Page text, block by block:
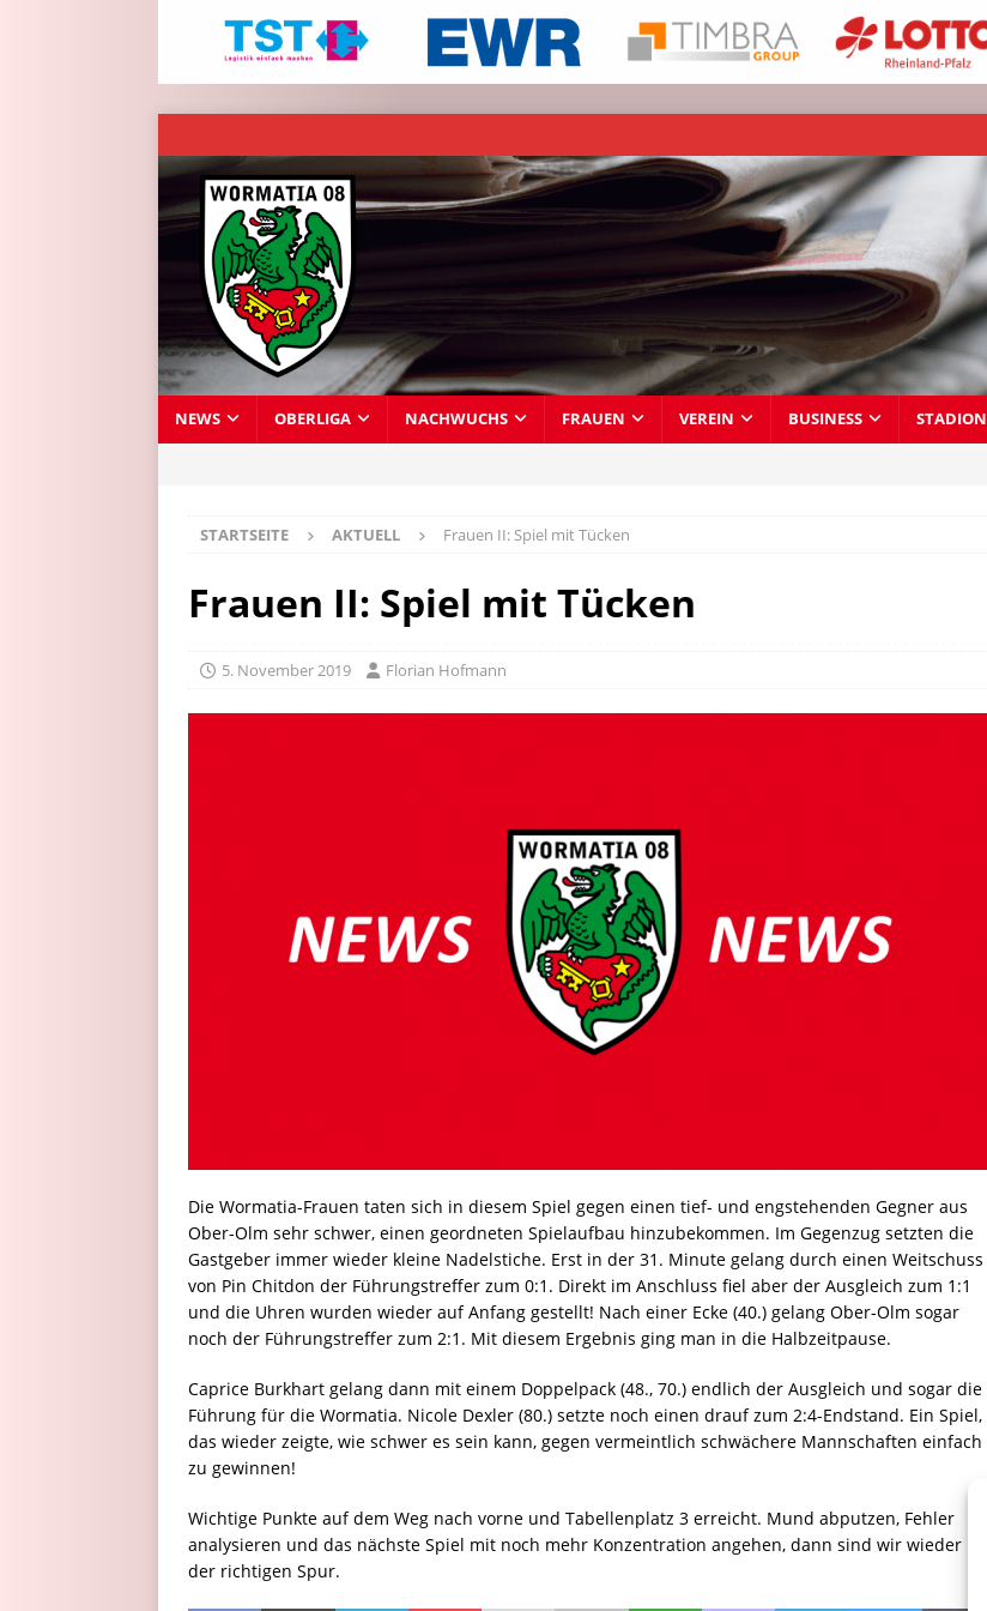
NEWS OBERLIGA NACHWUCHS FRAUEN VEREIN BUSINESS STADION
STARTSEITE AKTUELL Frauen II: Spiel mit Tücken
Frauen II: Spiel mit Tücken
5. November 2019 Florian Hofmann
Die Wormatia-Frauen taten sich in diesem Spiel gegen einen tief- und engstehenden Gegner aus
Ober-Olm sehr schwer, einen geordneten Spielaufbau hinzubekommen. Im Gegenzug setzten die
Gastgeber immer wieder kleine Nadelstiche. Erst in der 31. Minute gelang durch einen Weitschuss
von Pin Chitdon der Führungstreffer zum 0:1. Direkt im Anschluss fiel aber der Ausgleich zum 1:1
und die Uhren wurden wieder auf Anfang gestellt! Nach einer Ecke (40.) gelang Ober-Olm sogar
noch der Führungstreffer zum 2:1. Mit diesem Ergebnis ging man in die Halbzeitpause.
Caprice Burkhart gelang dann mit einem Doppelpack (48., 70.) endlich der Ausgleich und sogar die
Führung für die Wormatia. Nicole Dexler (80.) setzte noch einen drauf zum 2:4-Endstand. Ein Spiel,
das wieder zeigte, wie schwer es sein kann, gegen vermeintlich schwächere Mannschaften einfach
zu gewinnen!
Wichtige Punkte auf dem Weg nach vorne und Tabellenplatz 3 erreicht. Mund abputzen, Fehler
analysieren und das nächste Spiel mit noch mehr Konzentration angehen, dann sind wir wieder in
der richtigen Spur.